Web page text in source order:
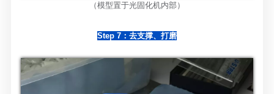
（模型置于光固化机内部）
Step 7：去支撑、打磨